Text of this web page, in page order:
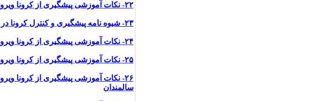
۲۲- نکات آموزشی پیشگیری از کرونا ویروس در پادگان
۲۳- شیوه نامه پیشگیری و کنترل کرونا در محل های کار، سازمان ها و صنایع
۲۴- نکات آموزشی پیشگیری از کرونا ویروس برای سالمندانی که تنها زندگی می کنند
۲۵- نکات آموزشی پیشگیری از کرونا ویروس در سالمندان برای دیگر اعضا خانواده
۲۶- نکات آموزشی پیشگیری از کرونا
سالمندان